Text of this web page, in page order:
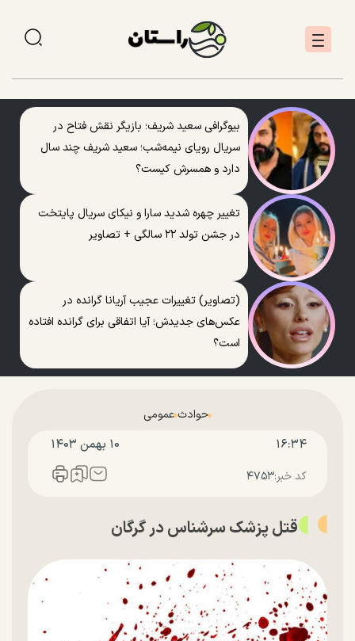
بیوگرافی سعید شریف؛ بازیگر نقش فتاح در
سریال رویای نیمه‌شب؛ سعید شریف چند سال
دارد و همسرش کیست؟
تغییر چهره شدید سارا و نیکای سریال پایتخت
در جشن تولد ۲۲ سالگی + تصاویر
(تصاویر) تغییرات عجیب آریانا گرانده در
عکس‌های جدیدش؛ آیا اتفاقی برای گرانده افتاده
است؟
حوادث عمومی
۱۶:۳۴ ۱۰ بهمن ۱۴۰۳
کد خبر:۴۷۵۳
قتل پزشک سرشناس در گرگان